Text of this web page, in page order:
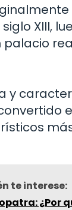
XIII,
palacio
y
te interese:
¿Por